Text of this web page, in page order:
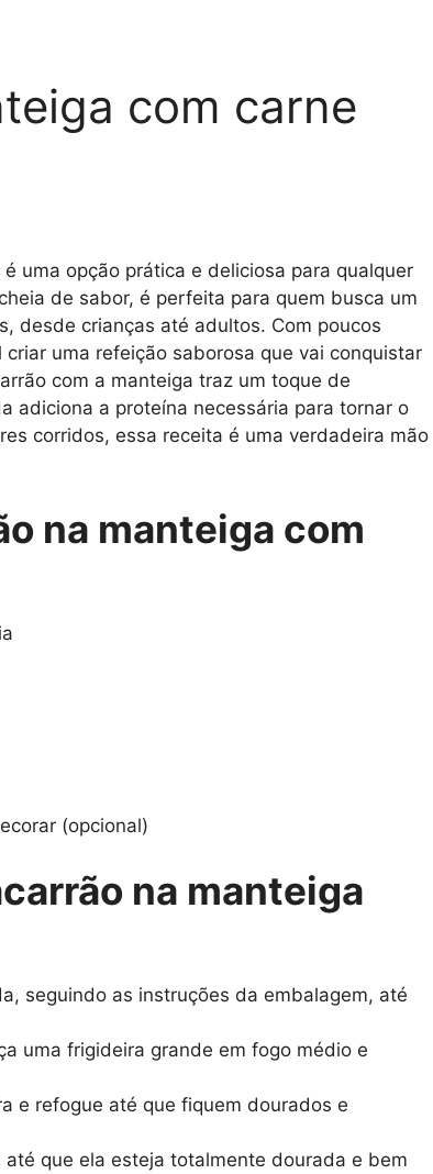
com carne
uma opção prática e deliciosa para qualquer
de sabor, é perfeita para quem busca um
desde crianças até adultos. Com poucos
uma refeição saborosa que vai conquistar
com a manteiga traz um toque de
adiciona a proteína necessária para tornar o
corridos, essa receita é uma verdadeira mão
na manteiga com
(opcional)
na manteiga
seguindo as instruções da embalagem, até
uma frigideira grande em fogo médio e
e refogue até que fiquem dourados e
que ela esteja totalmente dourada e bem